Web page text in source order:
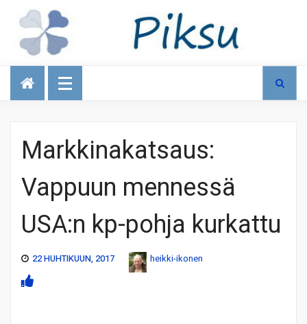
Talous
Markkinakatsaus:
Vappuun mennessä
USA:n kp-pohja kurkattu
22 HUHTIKUUN, 2017 heikki-ikonen